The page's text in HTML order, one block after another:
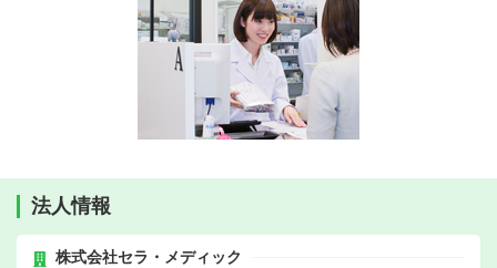
法人情報
株式会社セラ・メディック